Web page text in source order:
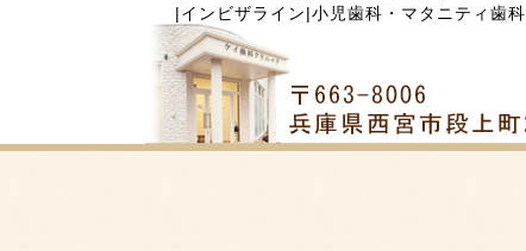
|インビザライン|小児歯科・マタニティ歯科